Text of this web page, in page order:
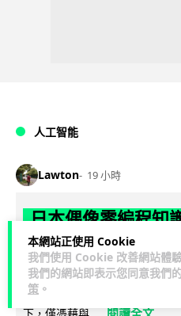
本網站正使用 Cookie
我們使用 Cookie 改善網站體
我們的網站即表示您同意我們
策 。
人工智能
Lawton 19 小時
日本偶像零編程知
直播系統 在日本技
日本 AI 技術界近日出現了一個
偶像前 Juice=Juice 成員宮本佳
閱讀全文